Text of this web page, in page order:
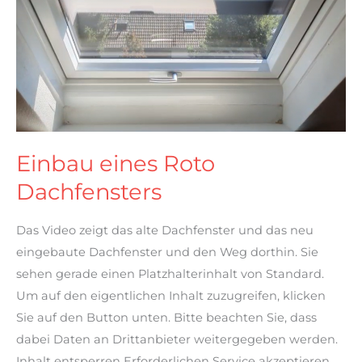
Einbau eines Roto
Dachfensters
Das Video zeigt das alte Dachfenster und das neu
eingebaute Dachfenster und den Weg dorthin. Sie
sehen gerade einen Platzhalterinhalt von Standard.
Um auf den eigentlichen Inhalt zuzugreifen, klicken
Sie auf den Button unten. Bitte beachten Sie, dass
dabei Daten an Drittanbieter weitergegeben werden.
Dachfensters